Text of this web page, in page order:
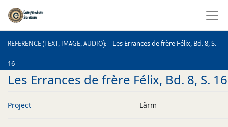
REFERENCE (TEXT, IMAGE, AUDIO) Les Errances de frère Félix, Bd. 8, S.
16
REFERENCE (TEXT, IMAGE, AUDIO)
Les Errances de frère Félix, Bd. 8, S. 16
Project Lärm